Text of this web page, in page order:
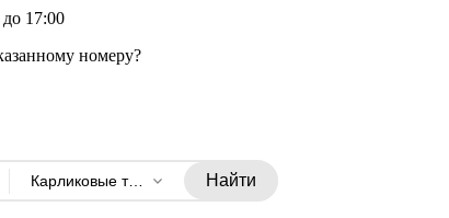
17:00
номеру?
Карликовые томаты Найти